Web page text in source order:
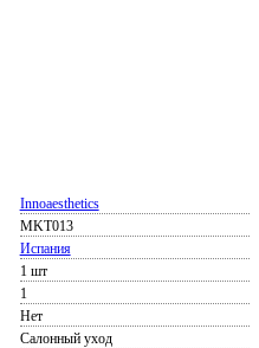
Innoaesthetics
MKT013
Испания
1 шт
1
Нет
Салонный уход